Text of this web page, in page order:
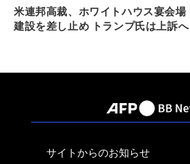
米連邦高裁、ホワイトハウス宴会場
建設を差し止め トランプ氏は上訴へ
サイトからのお知らせ